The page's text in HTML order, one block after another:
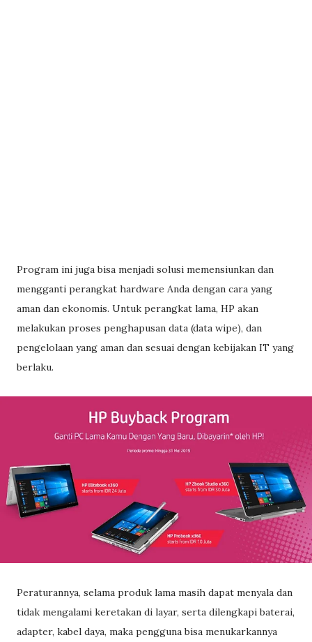
Program ini juga bisa menjadi solusi memensiunkan dan
mengganti perangkat hardware Anda dengan cara yang
aman dan ekonomis. Untuk perangkat lama, HP akan
melakukan proses penghapusan data (data wipe), dan
pengelolaan yang aman dan sesuai dengan kebijakan IT yang
berlaku.
Peraturannya, selama produk lama masih dapat menyala dan
tidak mengalami keretakan di layar, serta dilengkapi baterai,
adapter, kabel daya, maka pengguna bisa menukarkannya